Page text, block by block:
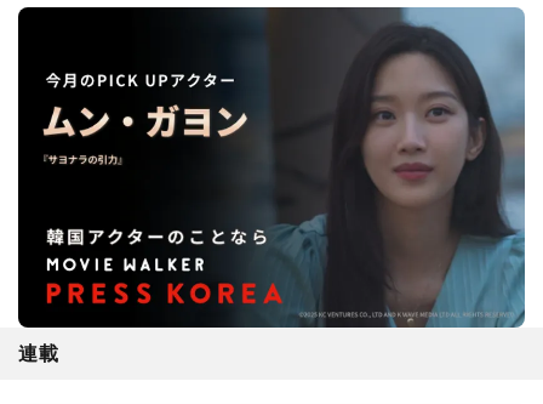
連載